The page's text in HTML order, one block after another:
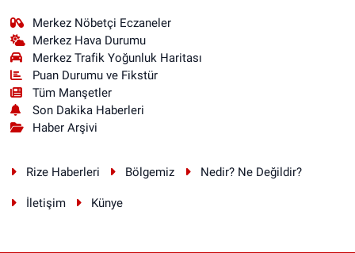
Merkez Nöbetçi Eczaneler
Merkez Hava Durumu
Merkez Trafik Yoğunluk Haritası
Puan Durumu ve Fikstür
Tüm Manşetler
Son Dakika Haberleri
Haber Arşivi
Rize Haberleri Bölgemiz Nedir? Ne Değildir?
İletişim Künye